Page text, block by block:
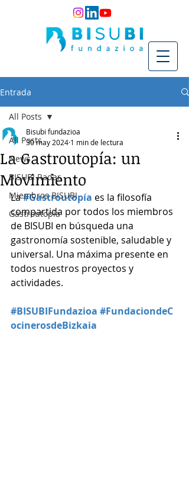
Entrada
All Posts
News
BISUBI Radar
Miembros BISUBI
Gastroutopía
All Posts
La Gastroutopía: un
Movimiento
Bisubi fundazioa
30 may 2024 1 min de lectura
La #Gastroutopía es la filosofía
compartida por todos los miembros
de BISUBI en búsqueda una
gastronomía sostenible, saludable y
universal. Una máxima presente en
todos nuestros proyectos y
actividades.
#BISUBIFundazioa #FundaciondeC
ocinerosdeBizkaia